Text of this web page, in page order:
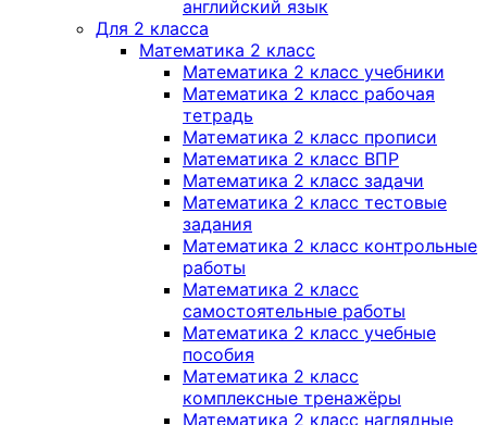
английский язык
Для 2 класса
Математика 2 класс
Математика 2 класс учебники
Математика 2 класс рабочая
тетрадь
Математика 2 класс прописи
Математика 2 класс ВПР
Математика 2 класс задачи
Математика 2 класс тестовые
задания
Математика 2 класс контрольные
работы
Математика 2 класс
самостоятельные работы
Математика 2 класс учебные
пособия
Математика 2 класс
комплексные тренажёры
Математика 2 класс наглядные